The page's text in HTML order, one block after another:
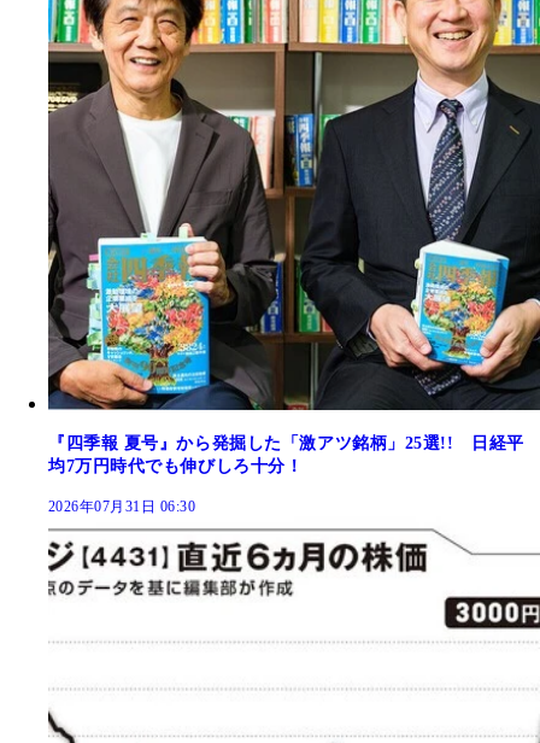
『四季報 夏号』から発掘した「激アツ銘柄」25選!! 日経平
均7万円時代でも伸びしろ十分！
2026年07月31日 06:30